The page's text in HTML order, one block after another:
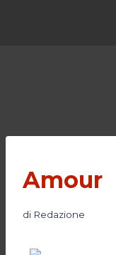
Amour
di Redazione